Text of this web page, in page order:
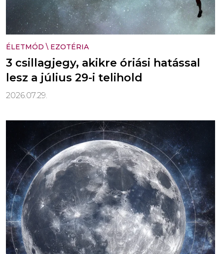
ÉLETMÓD \ EZOTÉRIA
3 csillagjegy, akikre óriási hatással
lesz a július 29-i telihold
2026.07.29.